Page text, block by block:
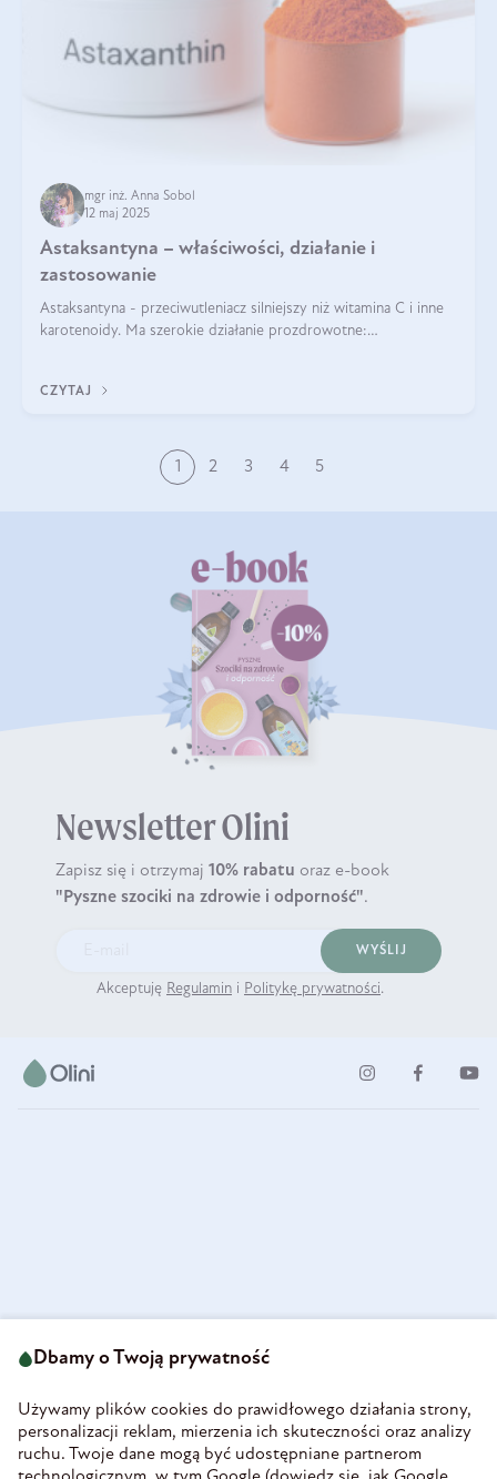
mgr inż. Anna Sobol
12 maj 2025
Astaksantyna – właściwości, działanie i
zastosowanie
Astaksantyna - przeciwutleniacz silniejszy niż witamina C i inne
karotenoidy. Ma szerokie działanie prozdrowotne:
CZYTAJ
1 2 3 4 5
Newsletter Olini
Zapisz się i otrzymaj 10% rabatu oraz e-book
"Pyszne szociki na zdrowie i odporność".
WYŚLIJ
Akceptuję Regulamin i Politykę prywatności.
58-160 Świebodzice
REGON 890213034
INFORMACJE
Dbamy o Twoją prywatność
Używamy plików cookies do prawidłowego działania strony,
personalizacji reklam, mierzenia ich skuteczności oraz analizy
ruchu. Twoje dane mogą być udostępniane partnerom